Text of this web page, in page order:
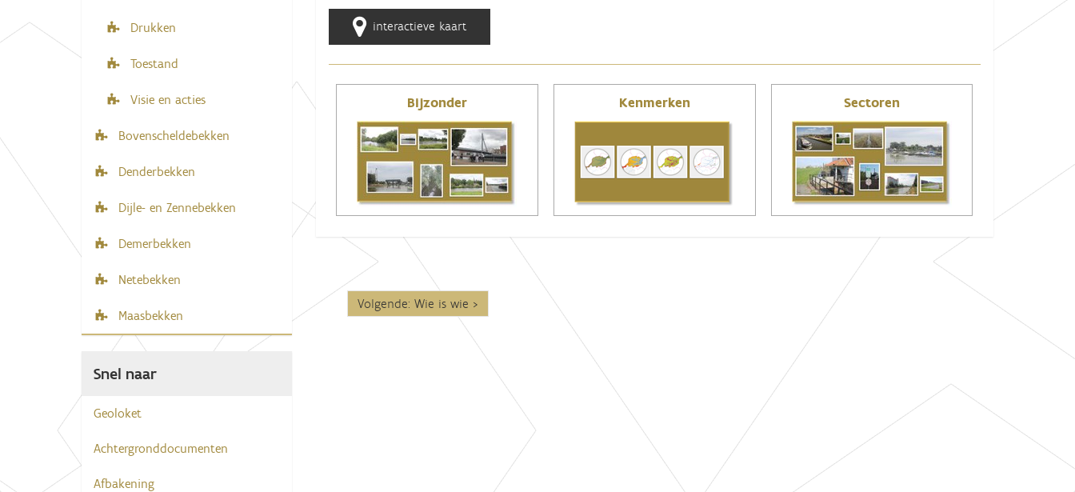
interactieve kaart
Bijzonder Kenmerken Sectoren
Volgende: Wie is wie
Drukken
Toestand
Visie en acties
Bovenscheldebekken
Denderbekken
Dijle- en Zennebekken
Demerbekken
Netebekken
Maasbekken
Snel naar
Geoloket
Achtergronddocumenten
Afbakening